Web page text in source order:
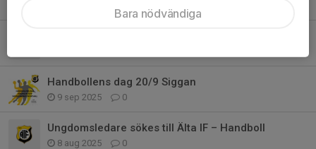
Handbollens dag 20/9 Siggan
9 sep 2025 0
Ungdomsledare sökes till Älta IF – Handboll
8 aug 2025 0
Bara nödvändiga